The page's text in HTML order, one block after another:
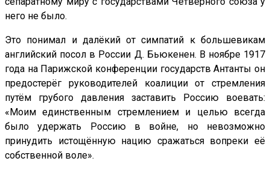
него не было.
Это понимал и далёкий от симпатий к большевикам
английский посол в России Д. Бьюкенен. В ноябре 1917
года на Парижской конференции государств Антанты он
предостерёг руководителей коалиции от стремления
путём грубого давления заставить Россию воевать:
«Моим единственным стремлением и целью всегда
было удержать Россию в войне, но невозможно
принудить истощённую нацию сражаться вопреки её
собственной воле».